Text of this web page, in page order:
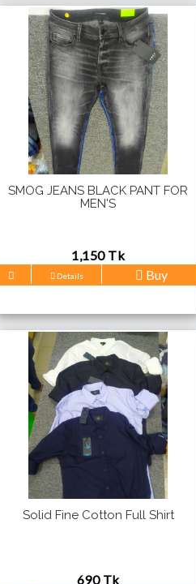
SMOG JEANS BLACK PANT FOR
MEN'S
1,150 Tk
Details Buy
Solid Fine Cotton Full Shirt
690 Tk